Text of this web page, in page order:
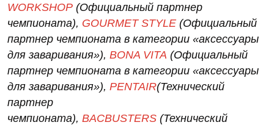
WORKSHOP (Официальный партнер
чемпионата), GOURMET STYLE (Официальный
партнер чемпионата в категории «аксессуары
для заваривания»), BONA VITA (Официальный
партнер чемпионата в категории «аксессуары
для заваривания»), PENTAIR(Технический
партнер
чемпионата), BACBUSTERS (Технический